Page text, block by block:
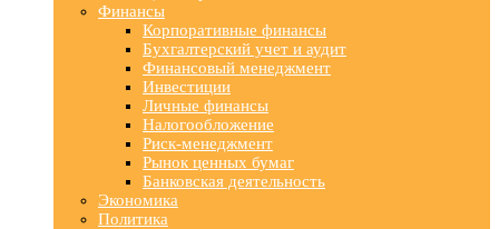
Финансы
Корпоративные финансы
Бухгалтерский учет и аудит
Финансовый менеджмент
Инвестиции
Личные финансы
Налогообложение
Риск-менеджмент
Рынок ценных бумаг
Банковская деятельность
Экономика
Политика